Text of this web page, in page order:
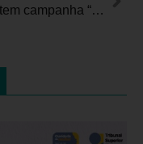
Brasil tem campanha “De olho nos olhinhos” neste sábado e domingo